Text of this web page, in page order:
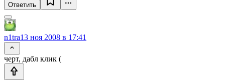
Ответить
n1tra13 ноя 2008 в 17:41
черт, дабл клик (